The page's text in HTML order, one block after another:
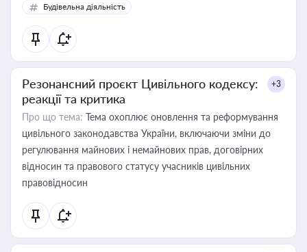
Будівельна діяльність
Резонансний проєкт Цивільного кодексу:
реакції та критика
+3
Про що тема: Тема охоплює оновлення та реформування
цивільного законодавства України, включаючи зміни до
регулювання майнових і немайнових прав, договірних
відносин та правового статусу учасників цивільних
правовідносин